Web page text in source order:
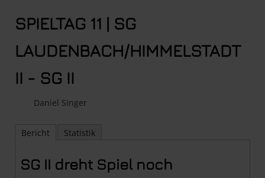
SPIELTAG 11 | SG
LAUDENBACH/HIMMELSTADT
II - SG II
Daniel Singer
Bericht Statistik
SG II dreht Spiel noch